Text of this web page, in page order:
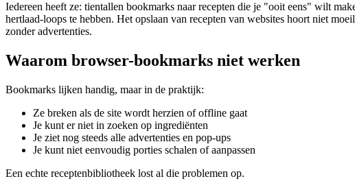
Iedereen heeft ze: tientallen bookmarks naar recepten die je "ooit eens" wilt
hertlaad-loops te hebben. Het opslaan van recepten van websites hoort niet
zonder advertenties.
Waarom browser-bookmarks niet werken
Bookmarks lijken handig, maar in de praktijk:
Ze breken als de site wordt herzien of offline gaat
Je kunt er niet in zoeken op ingrediënten
Je ziet nog steeds alle advertenties en pop-ups
Je kunt niet eenvoudig porties schalen of aanpassen
Een echte receptenbibliotheek lost al die problemen op.